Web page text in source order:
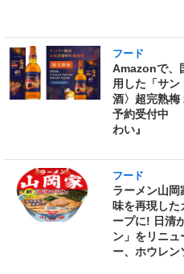
フード
Amazonで、
用した「サン
酒〉超完熟
予約受付中
わい』
フード
ラーメン山
味を再現した
ープに! 日清
ン」をリニ
ー、ホウレン